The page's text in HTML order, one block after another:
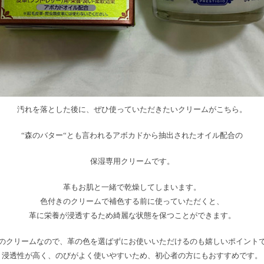
汚れを落とした後に、ぜひ使っていただきたいクリームがこちら。
“森のバター“とも言われるアボカドから抽出されたオイル配合の
保湿専用クリームです。
革もお肌と一緒で乾燥してしまいます。
色付きのクリームで補色する前に使っていただくと、
革に栄養が浸透するため綺麗な状態を保つことができます。
クリームなので、革の色を選ばずにお使いいただけるのも嬉しいポイント
浸透性が高く、のびがよく使いやすいため、初心者の方にもおすすめです。